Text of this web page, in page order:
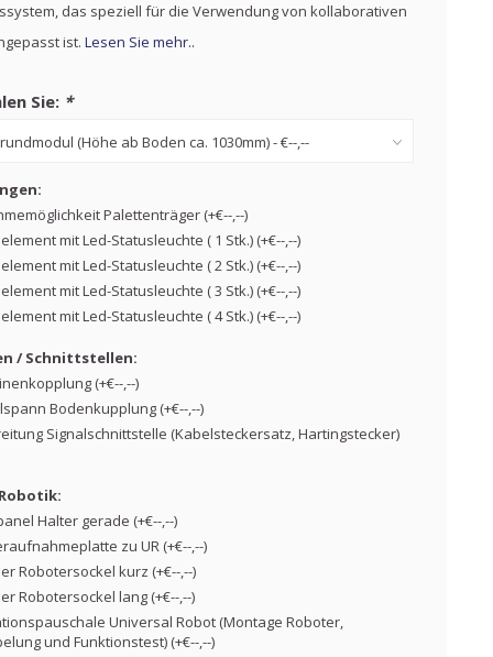
das speziell für die Verwendung von kollaborativen
ist. Lesen Sie mehr..
Sie: *
Palettenträger (+€--,--)
mit Led-Statusleuchte ( 1 Stk.) (+€--,--)
mit Led-Statusleuchte ( 2 Stk.) (+€--,--)
mit Led-Statusleuchte ( 3 Stk.) (+€--,--)
mit Led-Statusleuchte ( 4 Stk.) (+€--,--)
/ Schnittstellen:
(+€--,--)
Bodenkupplung (+€--,--)
Signalschnittstelle (Kabelsteckersatz, Hartingstecker)
Halter gerade (+€--,--)
zu UR (+€--,--)
Robotersockel kurz (+€--,--)
Robotersockel lang (+€--,--)
Universal Robot (Montage Roboter,
und Funktionstest) (+€--,--)